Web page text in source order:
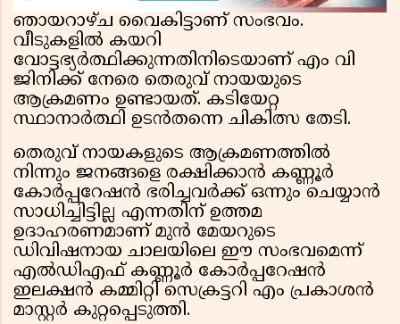
ഞായറാഴ്ച വൈകിട്ടാണ് സംഭവം.
വീടുകളിൽ കയറി
വോട്ടഭ്യർത്ഥിക്കുന്നതിനിടെയാണ് എം വി
ജിനിക്ക് നേരെ തെരുവ് നായയുടെ
ആക്രമണം ഉണ്ടായത്. കടിയേറ്റ
സ്ഥാനാർത്ഥി ഉടൻതന്നെ ചികിത്സ തേടി.
തെരുവ് നായകളുടെ ആക്രമണത്തിൽ
നിന്നും ജനങ്ങളെ രക്ഷിക്കാൻ കണ്ണൂർ
കോർപ്പറേഷൻ ഭരിച്ചവർക്ക് ഒന്നും ചെയ്യാൻ
സാധിച്ചിട്ടില്ല എന്നതിന് ഉത്തമ
ഉദാഹരണമാണ് മുൻ മേയറുടെ
ഡിവിഷനായ ചാലയിലെ ഈ സംഭവമെന്ന്
എൽഡിഎഫ് കണ്ണൂർ കോർപ്പറേഷൻ
ഇലക്ഷൻ കമ്മിറ്റി സെക്രട്ടറി എം പ്രകാശൻ
മാസ്റ്റർ കുറ്റപ്പെടുത്തി.